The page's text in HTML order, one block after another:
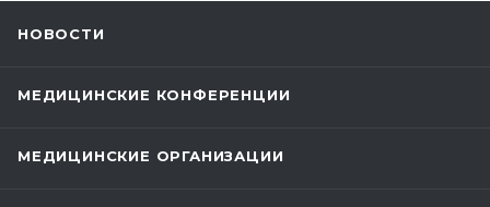
НОВОСТИ
МЕДИЦИНСКИЕ КОНФЕРЕНЦИИ
МЕДИЦИНСКИЕ ОРГАНИЗАЦИИ